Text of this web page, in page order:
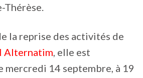
Thérèse.
la reprise des activités de
Alternatim , elle est
mercredi 14 septembre, à 19